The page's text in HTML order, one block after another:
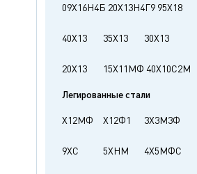
09Х16Н4Б 20Х13Н4Г9 95Х18
40Х13 35Х13 30Х13
20Х13 15Х11МФ 40Х10С2М
Легированные стали
Х12МФ Х12Ф1 3Х3М3Ф
9ХС 5ХНМ 4Х5МФС